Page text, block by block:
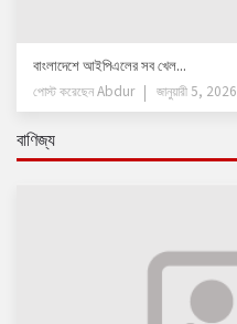
বাংলাদেশে আইপিএলের সব খেল...
পোস্ট করেছেনAbdur জানুয়ারী 5, 2026
বাণিজ্য